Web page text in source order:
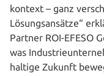
kon­text – ganz
Lösungs­an­sät­ze“
Partner ROI-EFESO
was
hal­ti­ge Zukunft